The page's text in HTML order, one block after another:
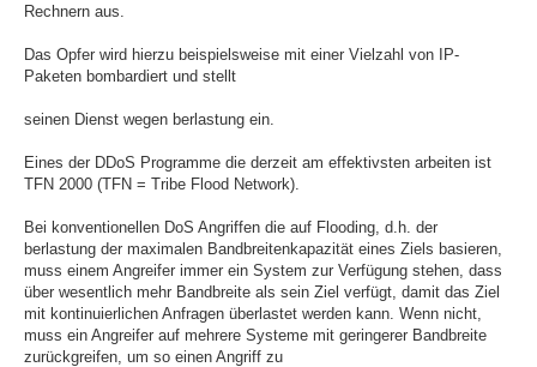
Rechnern aus.
Das Opfer wird hierzu beispielsweise mit einer Vielzahl von IP-
Paketen bombardiert und stellt
seinen Dienst wegen berlastung ein.
Eines der DDoS Programme die derzeit am effektivsten arbeiten ist
TFN 2000 (TFN = Tribe Flood Network).
Bei konventionellen DoS Angriffen die auf Flooding, d.h. der
berlastung der maximalen Bandbreitenkapazität eines Ziels basieren,
muss einem Angreifer immer ein System zur Verfügung stehen, dass
über wesentlich mehr Bandbreite als sein Ziel verfügt, damit das Ziel
mit kontinuierlichen Anfragen überlastet werden kann. Wenn nicht,
muss ein Angreifer auf mehrere Systeme mit geringerer Bandbreite
zurückgreifen, um so einen Angriff zu